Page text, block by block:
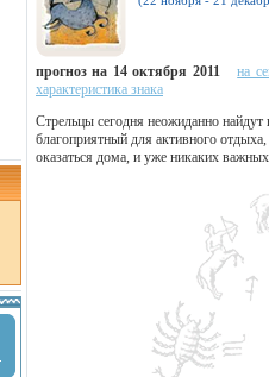
прогноз на 14 октября 2011
на
характеристика знака
Стрельцы сегодня неожиданно
благоприятный для активного
оказаться дома, и уже никаких